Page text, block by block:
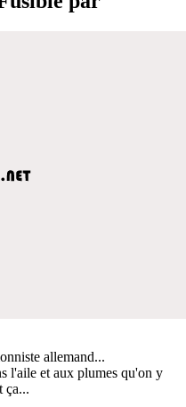
allemand...
l'aile et aux plumes qu'on y
ça...